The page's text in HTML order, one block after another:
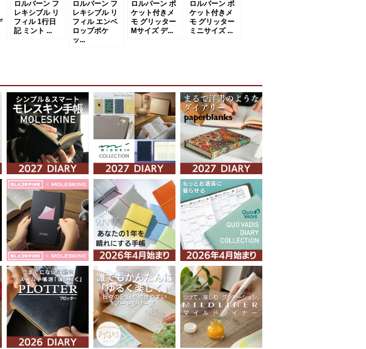
ロルバーン フ
レキシブル リ
フィル 1行日
記 ミント ...
ロルバーン フ
レキシブル リ
フィル エンベ
ロップポケ
ッ...
ロルバーン ポ
ケット付きメ
モ グリッター
Mサイズ デ...
ロルバーン ポ
ケット付きメ
モ グリッター
ミニサイズ ...